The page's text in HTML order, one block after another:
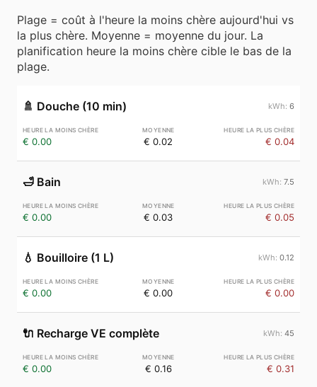
Plage = coût à l'heure la moins chère aujourd'hui vs
la plus chère. Moyenne = moyenne du jour. La
planification heure la moins chère cible le bas de la
plage.
🚿 Douche (10 min) 6
€ 0.00 € 0.02 € 0.04
🛁 Bain 7.5
€ 0.00 € 0.03 € 0.05
💧 Bouilloire (1 L) 0.12
€ 0.00 € 0.00 € 0.00
🔌 Recharge VE complète 45
€ 0.00 € 0.16 € 0.31